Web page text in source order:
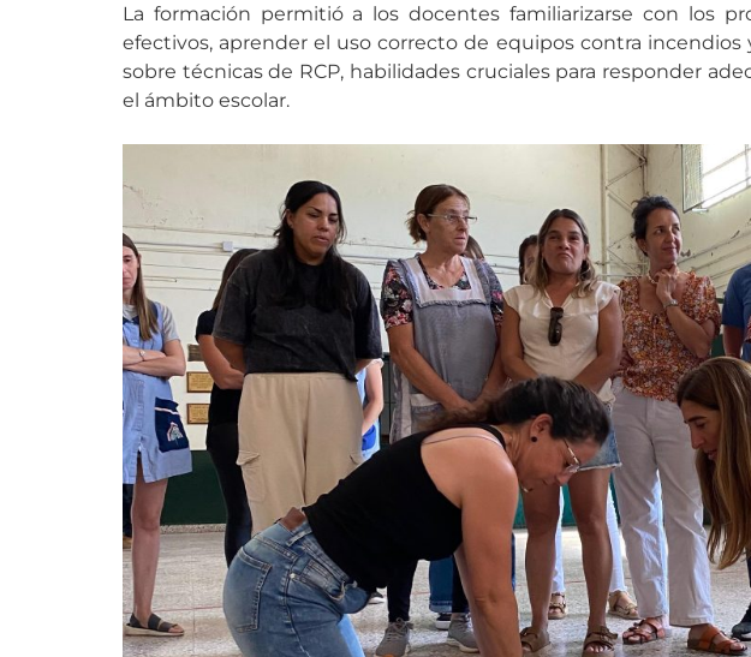
La formación permitió a los docentes familiarizarse con los
efectivos, aprender el uso correcto de equipos contra
sobre técnicas de RCP, habilidades cruciales para responder
el ámbito escolar.